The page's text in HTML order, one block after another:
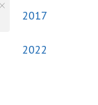
2017
2022